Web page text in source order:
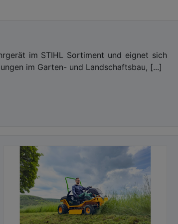
im STIHL Sortiment und eignet sich
im Garten- und Landschaftsbau, [...]